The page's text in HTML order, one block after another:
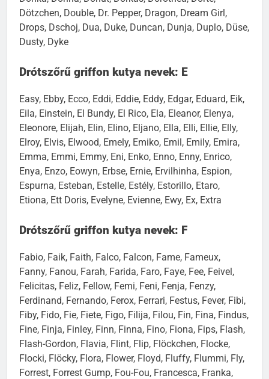
Dötzchen, Double, Dr. Pepper, Dragon, Dream Girl,
Drops, Dschoj, Dua, Duke, Duncan, Dunja, Duplo, Düse,
Dusty, Dyke
Drótszőrű griffon kutya nevek: E
Easy, Ebby, Ecco, Eddi, Eddie, Eddy, Edgar, Eduard, Eik,
Eila, Einstein, El Bundy, El Rico, Ela, Eleanor, Elenya,
Eleonore, Elijah, Elin, Elino, Eljano, Ella, Elli, Ellie, Elly,
Elroy, Elvis, Elwood, Emely, Emiko, Emil, Emily, Emira,
Emma, Emmi, Emmy, Eni, Enko, Enno, Enny, Enrico,
Enya, Enzo, Eowyn, Erbse, Ernie, Ervilhinha, Espion,
Espurna, Esteban, Estelle, Estély, Estorillo, Etaro,
Etiona, Ett Doris, Evelyne, Evienne, Ewy, Ex, Extra
Drótszőrű griffon kutya nevek: F
Fabio, Faik, Faith, Falco, Falcon, Fame, Fameux,
Fanny, Fanou, Farah, Farida, Faro, Faye, Fee, Feivel,
Felicitas, Feliz, Fellow, Femi, Feni, Fenja, Fenzy,
Ferdinand, Fernando, Ferox, Ferrari, Festus, Fever, Fibi,
Fiby, Fido, Fie, Fiete, Figo, Filija, Filou, Fin, Fina, Findus,
Fine, Finja, Finley, Finn, Finna, Fino, Fiona, Fips, Flash,
Flash-Gordon, Flavia, Flint, Flip, Flöckchen, Flocke,
Flocki, Flöcky, Flora, Flower, Floyd, Fluffy, Flummi, Fly,
Forrest, Forrest Gump, Fou-Fou, Francesca, Franka,